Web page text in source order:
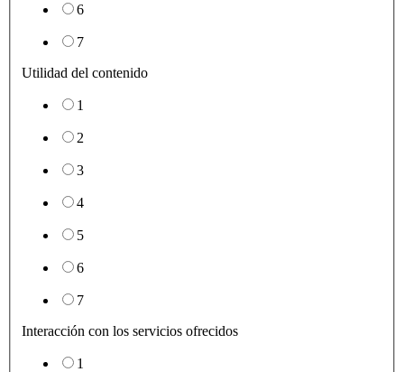
6
7
Utilidad del contenido
1
2
3
4
5
6
7
Interacción con los servicios ofrecidos
1